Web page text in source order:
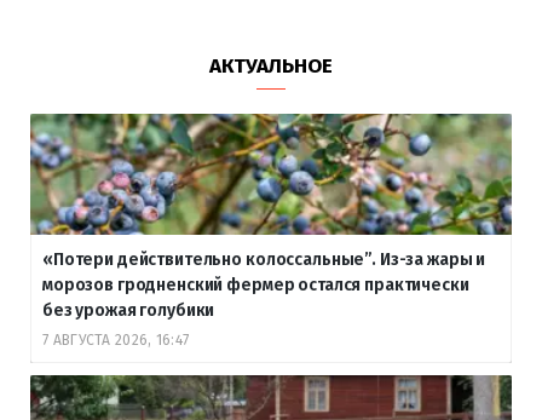
АКТУАЛЬНОЕ
«Потери действительно колоссальные”. Из-за жары и
морозов гродненский фермер остался практически
без урожая голубики
7 АВГУСТА 2026, 16:47